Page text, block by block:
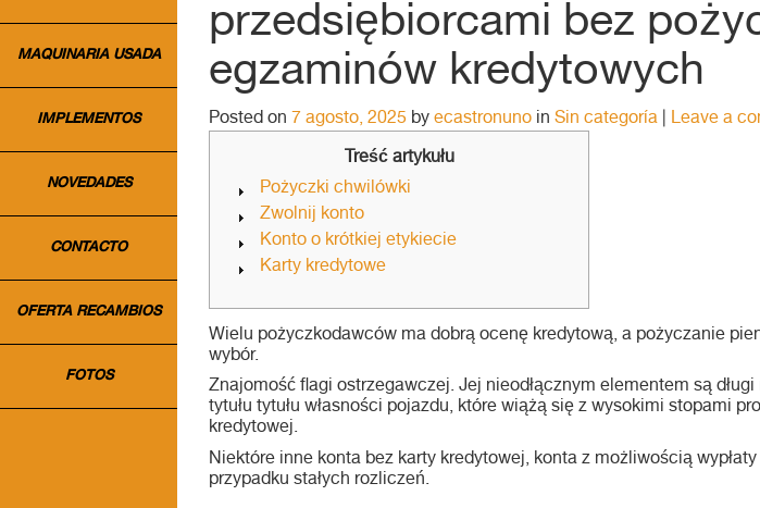
MAQUINARIA USADA
IMPLEMENTOS
NOVEDADES
CONTACTO
OFERTA RECAMBIOS
FOTOS
przedsiębiorcami bez
egzaminów kredytowych
Posted on 7 agosto, 2025 by ecastronuno in Sin categoría Leave a
Treść artykułu
Pożyczki chwilówki
Zwolnij konto
Konto o krótkiej etykiecie
Karty kredytowe
Wielu pożyczkodawców ma dobrą ocenę kredytową, a pożyczanie
wybór.
Znajomość flagi ostrzegawczej. Jej nieodłącznym elementem są
tytułu tytułu własności pojazdu, które wiążą się z wysokimi stopami
kredytowej.
Niektóre inne konta bez karty kredytowej, konta z możliwością
przypadku stałych rozliczeń.